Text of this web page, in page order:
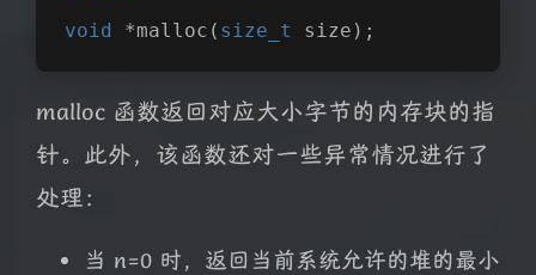
void *malloc ( size_t size) ;
malloc 函数返回对应大小字节的内存块的指
针。此外，该函数还对一些异常情况进行了
处理：
当 n=0 时，返回当前系统允许的堆的最小